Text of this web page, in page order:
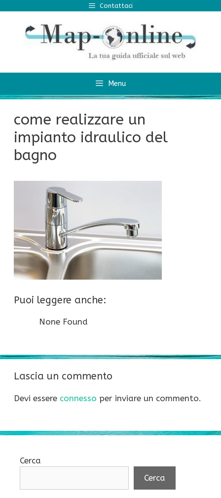
contenuto
Contattaci
Menu
come realizzare un
impianto idraulico del
bagno
Puoi leggere anche:
None Found
Lascia un commento
Devi essere connesso per inviare un commento.
Cerca
Cerca